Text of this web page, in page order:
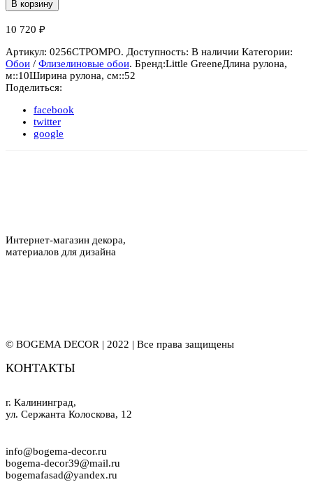
В корзину
10 720 ₽
Артикул: 0256CTPOMPO. Доступность: В наличии Категории:
Обои / Флизелиновые обои. Бренд:Little GreeneДлина рулона,
м::10Ширина рулона, см::52
Поделиться:
facebook
twitter
google
Интернет-магазин декора,
материалов для дизайна
© BOGEMA DECOR | 2022 | Все права защищены
КОНТАКТЫ
г. Калининград,
ул. Сержанта Колоскова, 12
info@bogema-decor.ru
bogema-decor39@mail.ru
bogemafasad@yandex.ru